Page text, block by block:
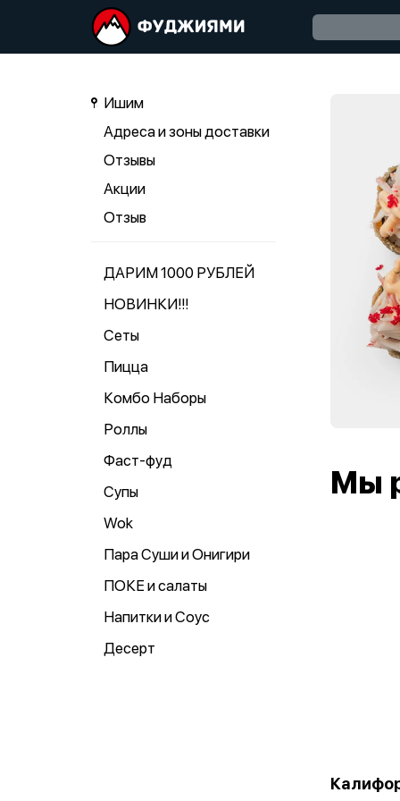
Ишим
Адреса и зоны доставки
Отзывы
Акции
Отзыв
ДАРИМ 1000 РУБЛЕЙ
НОВИНКИ!!!
Сеты
Пицца
Комбо Наборы
Роллы
Фаст-фуд
Супы
Wok
Пара Суши и Онигири
ПОКЕ и салаты
Напитки и Соус
Десерт
Мы